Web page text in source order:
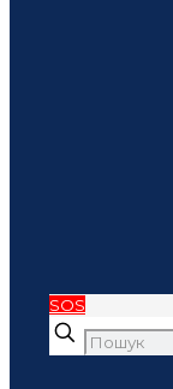
SOS